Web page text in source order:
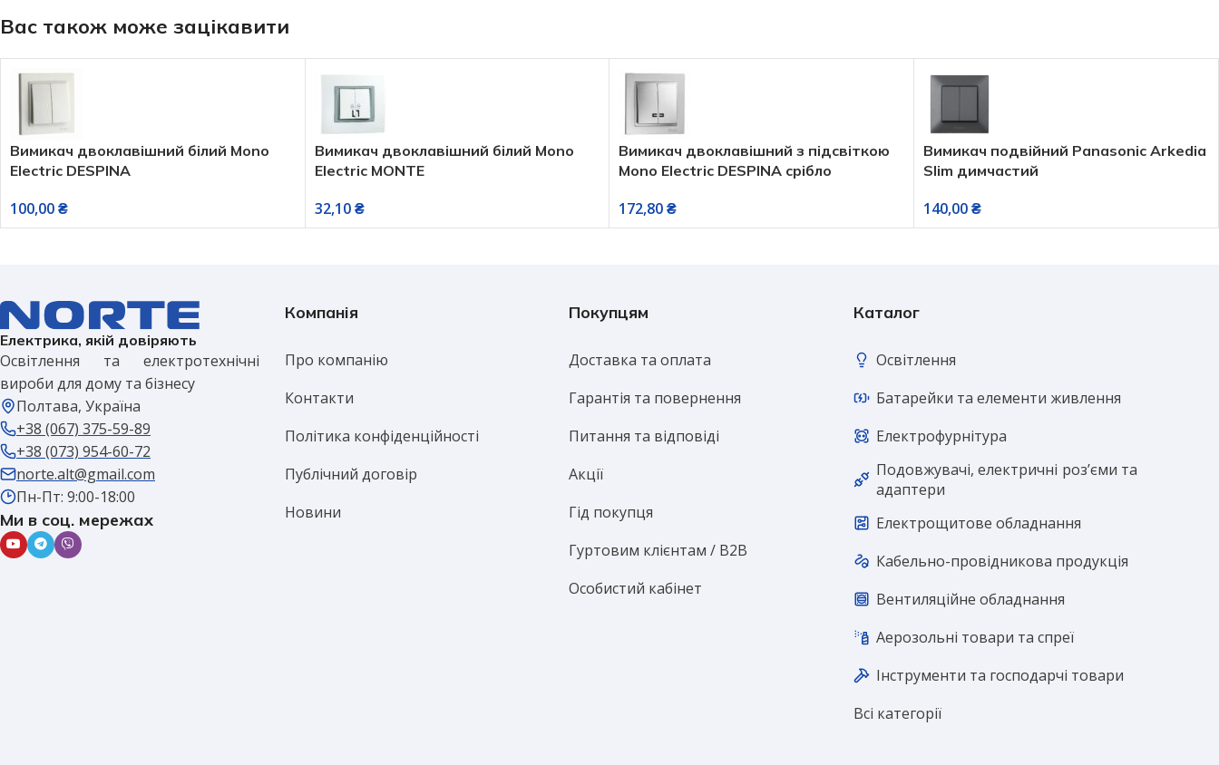
Вас також може зацікавити
Вимикач двоклавішний білий Mono
Electric DESPINA
100,00₴
Вимикач двоклавішний білий Mono
Electric MONTE
32,10₴
Вимикач двоклавішний з підсвіткою
Mono Electric DESPINA срібло
172,80₴
Вимикач подвійний Panasonic Arkedia
Slim димчастий
140,00₴
Електрика, якій довіряють
Освітлення та електротехнічні
вироби для дому та бізнесу
Полтава, Україна
+38 (067) 375-59-89
+38 (073) 954-60-72
norte.alt@gmail.com
Пн-Пт: 9:00-18:00
Ми в соц. мережах
Компанія
Про компанію
Контакти
Політика конфіденційності
Публічний договір
Новини
Покупцям
Доставка та оплата
Гарантія та повернення
Питання та відповіді
Акції
Гід покупця
Гуртовим клієнтам / B2B
Особистий кабінет
Каталог
Освітлення
Батарейки та елементи живлення
Електрофурнітура
Подовжувачі, електричні розʼєми та
адаптери
Електрощитове обладнання
Кабельно-провідникова продукція
Вентиляційне обладнання
Аерозольні товари та спреї
Інструменти та господарчі товари
Всі категорії